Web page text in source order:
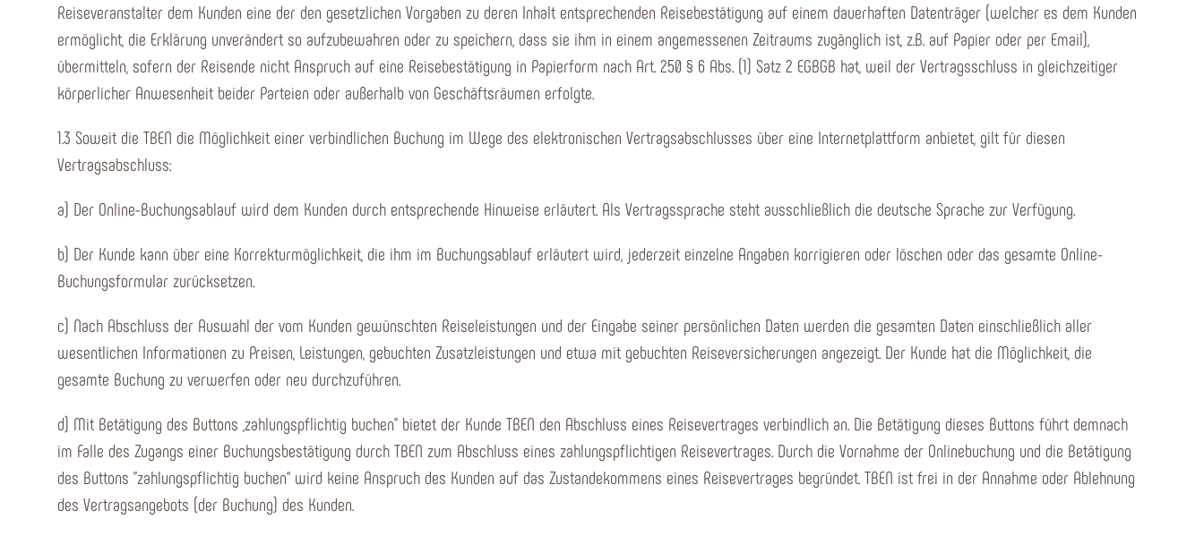
Reiseveranstalter dem Kunden eine der den gesetzlichen Vorgaben zu deren Inhalt entsprechenden Reisebestätigung auf einem dauerhaften Datenträger (welcher es dem Kunden
ermöglicht, die Erklärung unverändert so aufzubewahren oder zu speichern, dass sie ihm in einem angemessenen Zeitraums zugänglich ist, z.B. auf Papier oder per Email),
übermitteln, sofern der Reisende nicht Anspruch auf eine Reisebestätigung in Papierform nach Art. 250 § 6 Abs. (1) Satz 2 EGBGB hat, weil der Vertragsschluss in gleichzeitiger
körperlicher Anwesenheit beider Parteien oder außerhalb von Geschäftsräumen erfolgte.
1.3 Soweit die TBEN die Möglichkeit einer verbindlichen Buchung im Wege des elektronischen Vertragsabschlusses über eine Internetplattform anbietet, gilt für diesen
Vertragsabschluss:
a) Der Online-Buchungsablauf wird dem Kunden durch entsprechende Hinweise erläutert. Als Vertragssprache steht ausschließlich die deutsche Sprache zur Verfügung.
b) Der Kunde kann über eine Korrekturmöglichkeit, die ihm im Buchungsablauf erläutert wird, jederzeit einzelne Angaben korrigieren oder löschen oder das gesamte Online-
Buchungsformular zurücksetzen.
c) Nach Abschluss der Auswahl der vom Kunden gewünschten Reiseleistungen und der Eingabe seiner persönlichen Daten werden die gesamten Daten einschließlich aller
wesentlichen Informationen zu Preisen, Leistungen, gebuchten Zusatzleistungen und etwa mit gebuchten Reiseversicherungen angezeigt. Der Kunde hat die Möglichkeit, die
gesamte Buchung zu verwerfen oder neu durchzuführen.
d) Mit Betätigung des Buttons „zahlungspflichtig buchen" bietet der Kunde TBEN den Abschluss eines Reisevertrages verbindlich an. Die Betätigung dieses Buttons führt demnach
im Falle des Zugangs einer Buchungsbestätigung durch TBEN zum Abschluss eines zahlungspflichtigen Reisevertrages. Durch die Vornahme der Onlinebuchung und die Betätigung
des Buttons "zahlungspflichtig buchen“ wird keine Anspruch des Kunden auf das Zustandekommens eines Reisevertrages begründet. TBEN ist frei in der Annahme oder Ablehnung
des Vertragsangebots (der Buchung) des Kunden.